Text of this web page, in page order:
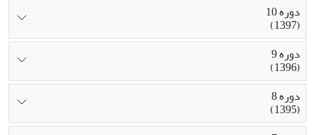
دوره 10
(1397)
دوره 9
(1396)
دوره 8
(1395)